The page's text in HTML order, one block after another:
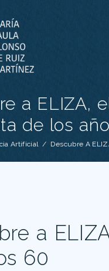
a ELIZA,
de los
Artificial / Descubre A
a
60